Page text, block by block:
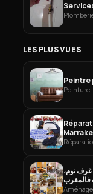
LES PLUS VUES
Peintre
Peinture
غرف نوم،